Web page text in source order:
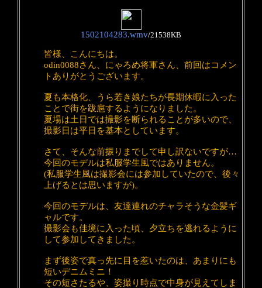
1502104283.wmv/21538KB
皆様、こんにちは。
odin0088さん、にゃろめ将軍さん、前回はコメン
トありがとうございます。
夏も本格化、うら若き娘たちが長期休暇に入った
ことで街を跋扈するようになりました。
夏場は土日では撮影を断られることが多いので、
撮影日は平日を基本としています。
さて、そんな前振りまでして申し訳ないですが…
今回のモデルは私服学生風ではありません。
(私服学生風は撮影会には参加していたので、後々
上げるとは思いますが)。
今回のモデルは、友達連れのチャラそうな金髪ギ
ャルです。
撮影会も佳境に入った頃、夕立ちを逃れるように
して参加してきました。
まず後姿で真っ先に目を惹いたのは、あまりにも
短いデニムミニ！
その短さたるや、姿撮り時点で中身が見えてしま